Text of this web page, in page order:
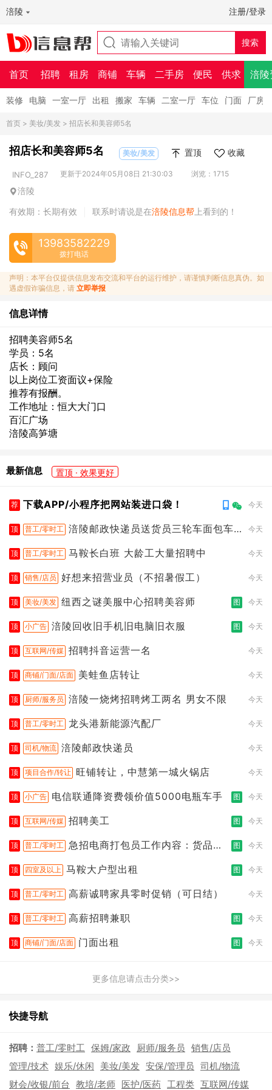
涪陵 注册/登录
首页 招聘 租房 商铺 车辆 二手房 便民 供求 涪陵
装修 电脑 一室一厅 出租 搬家 车辆 二室一厅 车位 门面 厂房
首页 > 美妆/美发 > 招店长和美容师5名
招店长和美容师5名 美妆/美发 置顶 收藏
INFO_287 更新于2024年05月08日 21:30:03 浏览：1715
涪陵
有效期：长期有效
联系时请说是在涪陵信息帮 上看到的！
13983582229
拨打电话
声明：本平台仅提供信息发布交流和平台的运行维护，请谨慎判断信息真伪。如
遇虚假诈骗信息，请 立即举报
信息详情
招聘美容师5名
学员：5名
店长：顾问
以上岗位工资面议+保险
推荐有报酬。
工作地址：恒大大门口
百汇广场
涪陵高笋塘
最新信息 置顶 · 效果更好
荐 下载APP/小程序把网站装进口袋！ 今天
顶 普工/零时工 涪陵邮政快递员送货员三轮车面包车
今天
顶 普工/零时工 马鞍长白班 大龄工大量招聘中 今天
顶 销售/店员 好想来招营业员（不招暑假工） 今天
顶 美妆/美发 纽西之谜美服中心招聘美容师 图 今天
顶 小广告 涪陵回收旧手机旧电脑旧衣服 图 今天
顶 互联网/传媒 招聘抖音运营一名 今天
顶 商铺/门面/店面 美蛙鱼店转让 今天
顶 厨师/服务员 涪陵一烧烤招聘烤工两名 男女不限 今天
顶 普工/零时工 龙头港新能源汽配厂 今天
顶 司机/物流 涪陵邮政快递员 今天
顶 项目合作/转让 旺铺转让，中慧第一城火锅店 今天
顶 小广告 电信联通降资费领价值5000电瓶车手 图 今天
顶 互联网/传媒 招聘美工 图 今天
顶 普工/零时工 急招电商打包员工作内容：货品分
图 今天
顶 四室及以上 马鞍大户型出租 图 今天
顶 普工/零时工 高薪诚聘家具零时促销（可日结） 今天
顶 普工/零时工 高薪招聘兼职 图 今天
顶 商铺/门面/店面 门面出租 图 今天
更多信息请点击分类>>
快捷导航
招聘： 普工/零时工 保姆/家政 厨师/服务员 销售/店员
管理/技术 娱乐/休闲 美妆/美发 安保/管理员 司机/物流
财会/收银/前台 教培/老师 医护/医药 工程类 互联网/传媒